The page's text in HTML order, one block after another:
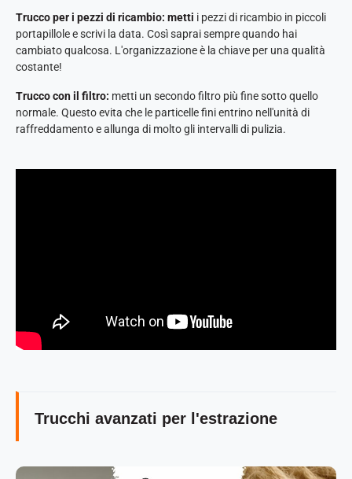
Trucco per i pezzi di ricambio: metti i pezzi di ricambio in piccoli
portapillole e scrivi la data. Così saprai sempre quando hai
cambiato qualcosa. L'organizzazione è la chiave per una qualità
costante!
Trucco con il filtro: metti un secondo filtro più fine sotto quello
normale. Questo evita che le particelle fini entrino nell'unità di
raffreddamento e allunga di molto gli intervalli di pulizia.
Trucchi avanzati per l'estrazione